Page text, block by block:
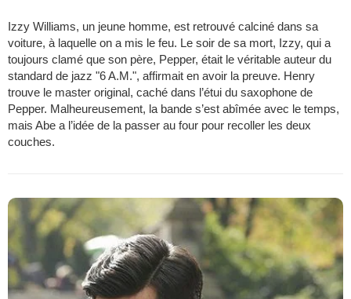
Izzy Williams, un jeune homme, est retrouvé calciné dans sa
voiture, à laquelle on a mis le feu. Le soir de sa mort, Izzy, qui a
toujours clamé que son père, Pepper, était le véritable auteur du
standard de jazz "6 A.M.", affirmait en avoir la preuve. Henry
trouve le master original, caché dans l’étui du saxophone de
Pepper. Malheureusement, la bande s’est abîmée avec le temps,
mais Abe a l’idée de la passer au four pour recoller les deux
couches.